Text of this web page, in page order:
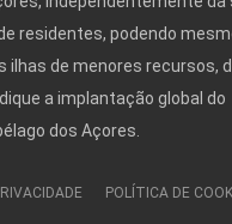
residentes, podendo
ilhas de menores recursos,
a implantação global do
dos Açores.
POLÍTICA DE